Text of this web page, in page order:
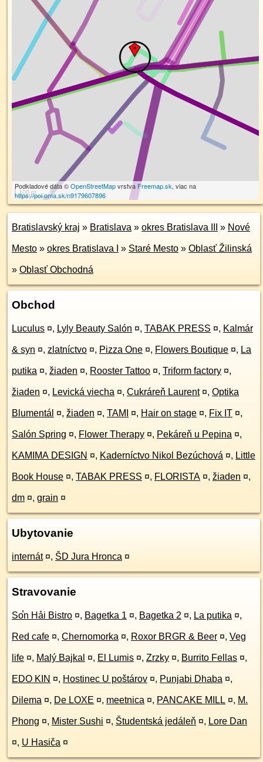
100 m
Podkladové dáta ©OpenStreetMapvrstva Freemap.sk, viac na
https://poi.oma.sk/n9179607896
Bratislavský kraj » Bratislava » okres Bratislava III » Nové
Mesto » okres Bratislava I » Staré Mesto » Oblasť Žilinská
» Oblasť Obchodná
Obchod
Luculus ¤, Lyly Beauty Salón ¤, TABAK PRESS ¤, Kalmár
& syn ¤, zlatníctvo ¤, Pizza One ¤, Flowers Boutique ¤, La
putika ¤, žiaden ¤, Rooster Tattoo ¤, Triform factory ¤,
žiaden ¤, Levická viecha ¤, Cukráreň Laurent ¤, Optika
Blumentál ¤, žiaden ¤, TAMI ¤, Hair on stage ¤, Fix IT ¤,
Salón Spring ¤, Flower Therapy ¤, Pekáreň u Pepina ¤,
KAMIMA DESIGN ¤, Kaderníctvo Nikol Bezúchová ¤, Little
Book House ¤, TABAK PRESS ¤, FLORISTA ¤, žiaden ¤,
dm ¤, grain ¤
Ubytovanie
internát ¤, ŠD Jura Hronca ¤
Stravovanie
So̕n Hải Bistro ¤, Bagetka 1 ¤, Bagetka 2 ¤, La putika ¤,
Red cafe ¤, Chernomorka ¤, Roxor BRGR & Beer ¤, Veg
life ¤, Malý Bajkal ¤, El Lumis ¤, Zrzky ¤, Burrito Fellas ¤,
EDO KIN ¤, Hostinec U poštárov ¤, Punjabi Dhaba ¤,
Dilema ¤, De LOXE ¤, meetnica ¤, PANCAKE MILL ¤, M.
Phong ¤, Mister Sushi ¤, Študentská jedáleň ¤, Lore Dan
¤, U Hasiča ¤